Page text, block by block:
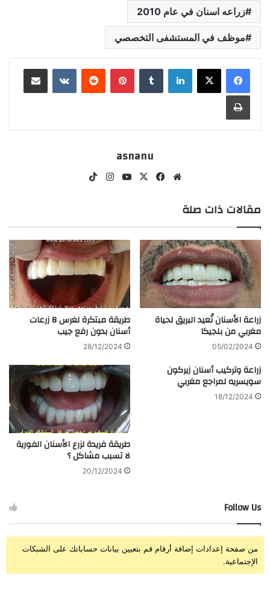
زراعه اسنان في عام 2010
موظف في المستشفى التخصصي
لينكدإن بينتيريست مشاركة عبر البريد
طباعة
asnanu
موقع
فيسبوك
‫X
‫YouTubeانستقرام
مقالات ذات صلة
زراعة الأسنان تُعيد البريق لحياة
مغربي من بلجيكا
05/02/2024
طريقة مبتكرة لغرس 8 زرعات
أسنان بدون رفع جيب
28/12/2024
زراعة وتركيب أسنان زيركون
سويسريه لمراجع مغربي
18/12/2024
طريقة فريدة لزرع الأسنان الفورية
لا تسبب مشاكل ؟
20/12/2024
Follow Us
من صفحة إعدادات إضافة أرقام قم بتعيين بيانات حساباتك على الشبكات
الإجتماعية.